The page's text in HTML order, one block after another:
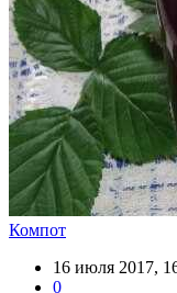
Компот
16 июля 2017,
0